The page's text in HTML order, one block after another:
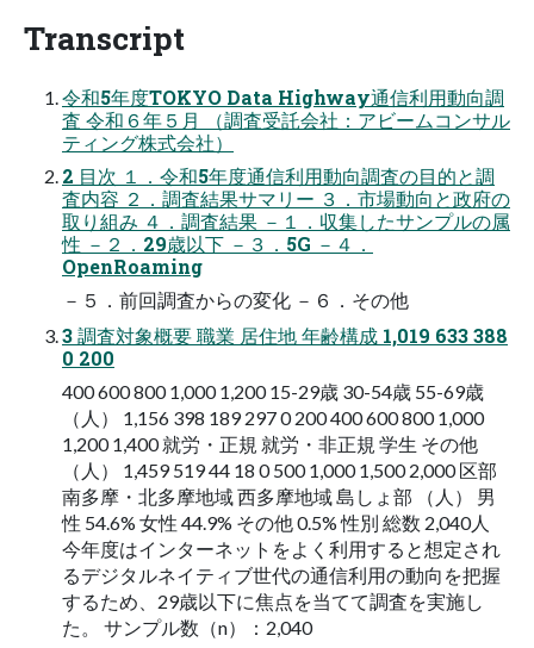
Transcript
令和5年度TOKYO Data Highway通信利用動向調
査 令和６年５月 （調査受託会社：アビームコンサル
ティング株式会社）
2 目次 １．令和5年度通信利用動向調査の目的と調
査内容 ２．調査結果サマリー ３．市場動向と政府の
取り組み ４．調査結果 －１．収集したサンプルの属
性 －２．29歳以下 －３．5G －４．
OpenRoaming
－５．前回調査からの変化 －６．その他
3 調査対象概要 職業 居住地 年齢構成 1,019 633 388
0 200
400 600 800 1,000 1,200 15-29歳 30-54歳 55-69歳
（人） 1,156 398 189 297 0 200 400 600 800 1,000
1,200 1,400 就労・正規 就労・非正規 学生 その他
（人） 1,459 519 44 18 0 500 1,000 1,500 2,000 区部
南多摩・北多摩地域 西多摩地域 島しょ部 （人） 男
性 54.6% 女性 44.9% その他 0.5% 性別 総数 2,040人
今年度はインターネットをよく利用すると想定され
るデジタルネイティブ世代の通信利用の動向を把握
するため、29歳以下に焦点を当てて調査を実施し
た。 サンプル数（n）：2,040